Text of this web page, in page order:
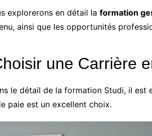
explorerons en détail la formation
ainsi que les opportunités
une Carrière
le détail de la formation Studi, il est
paie est un excellent choix.